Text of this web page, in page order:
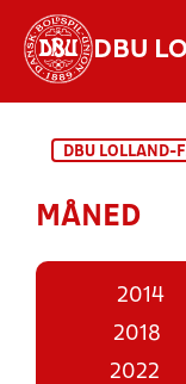
DBU
DBU LOLLAND-
MÅNED
2014
2018
2022